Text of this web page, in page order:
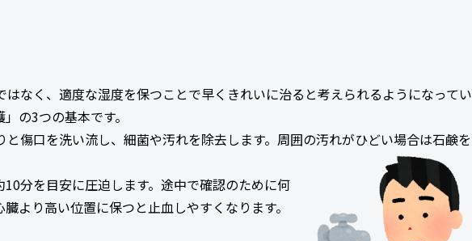
なく、適度な湿度を保つことで早くきれいに治ると考えられるようになってい
の3つの基本です。
傷口を洗い流し、細菌や汚れを除去します。周囲の汚れがひどい場合は石鹸を
分を目安に圧迫します。途中で確認のために何
より高い位置に保つと止血しやすくなります。